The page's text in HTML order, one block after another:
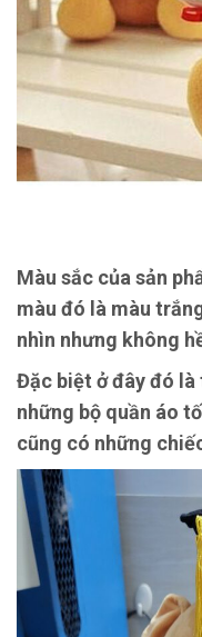
Màu sắc của sản
màu đó là màu
nhìn nhưng không
Đặc biệt ở đây đó là
những bộ quần áo
cũng có những